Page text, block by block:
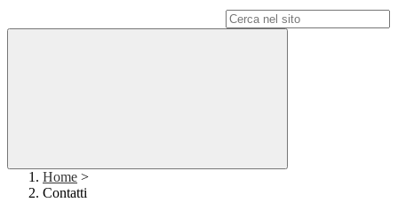
Home >
Contatti